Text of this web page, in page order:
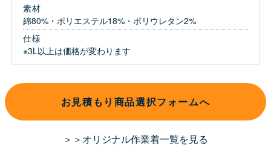
素材
綿80%・ポリエステル18%・ポリウレタン2%
仕様
※3L以上は価格が変わります
お見積もり商品選択フォームへ
＞＞オリジナル作業着一覧を見る